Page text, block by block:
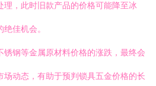
理，此时旧款产品的价格可能降至冰
佳机会。
锈钢等金属原材料价格的涨跌，最终会
动态，有助于预判锁具五金价格的长